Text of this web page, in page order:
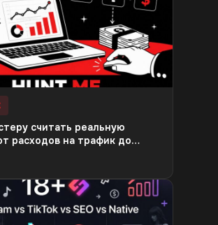
считать реальную
расходов на трафик до